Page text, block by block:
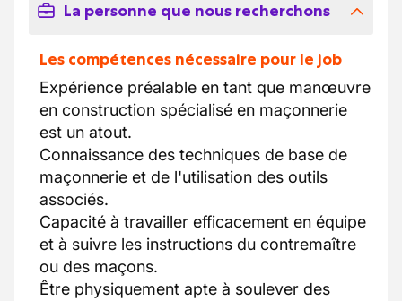
La personne que nous recherchons
Les compétences nécessaire pour le job
Expérience préalable en tant que manœuvre
en construction spécialisé en maçonnerie
est un atout.
Connaissance des techniques de base de
maçonnerie et de l'utilisation des outils
associés.
Capacité à travailler efficacement en équipe
et à suivre les instructions du contremaître
ou des maçons.
Être physiquement apte à soulever des